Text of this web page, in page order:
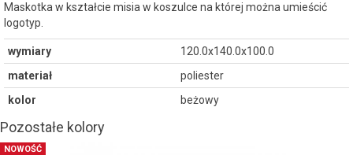
Maskotka w kształcie misia w koszulce na której można umieścić
logotyp.
wymiary
120.0x140.0x100.0
materiał
poliester
kolor
beżowy
Pozostałe kolory
NOWOŚĆ